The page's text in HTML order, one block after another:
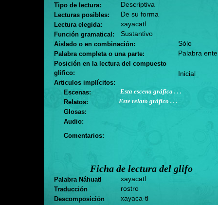
Tipo de lectura: Descriptiva
Lecturas posibles: De su forma
Lectura elegida: xayacatl
Función gramatical: Sustantivo
Aislado o en combinación: Sólo
Palabra completa o una parte: Palabra
Posición en la lectura del compuesto
glifico:
Inicial
Articulos implícitos:
Escenas:
Esta escena gráfica . . .
Relatos:
Este relato gráfico . . .
Glosas:
Audio:
Comentarios:
Ficha de lectura del glifo
Palabra Náhuatl xayacatl
Traducción rostro
Descomposición xayaca-tl